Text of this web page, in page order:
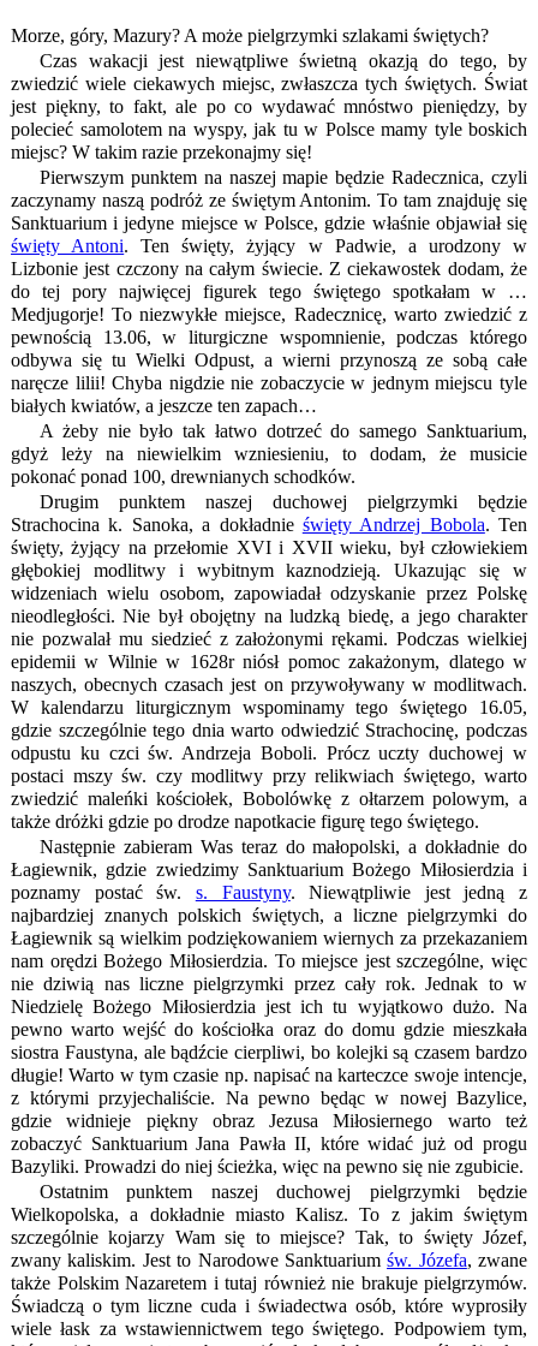
Morze, góry, Mazury? A może pielgrzymki szlakami świętych?
Czas wakacji jest niewątpliwe świetną okazją do tego, by
zwiedzić wiele ciekawych miejsc, zwłaszcza tych świętych. Świat
jest piękny, to fakt, ale po co wydawać mnóstwo pieniędzy, by
polecieć samolotem na wyspy, jak tu w Polsce mamy tyle boskich
miejsc? W takim razie przekonajmy się!
Pierwszym punktem na naszej mapie będzie Radecznica, czyli
zaczynamy naszą podróż ze świętym Antonim. To tam znajduję się
Sanktuarium i jedyne miejsce w Polsce, gdzie właśnie objawiał się
święty Antoni. Ten święty, żyjący w Padwie, a urodzony w
Lizbonie jest czczony na całym świecie. Z ciekawostek dodam, że
do tej pory najwięcej figurek tego świętego spotkałam w …
Medjugorje! To niezwykłe miejsce, Radecznicę, warto zwiedzić z
pewnością 13.06, w liturgiczne wspomnienie, podczas którego
odbywa się tu Wielki Odpust, a wierni przynoszą ze sobą całe
naręcze lilii! Chyba nigdzie nie zobaczycie w jednym miejscu tyle
białych kwiatów, a jeszcze ten zapach…
A żeby nie było tak łatwo dotrzeć do samego Sanktuarium,
gdyż leży na niewielkim wzniesieniu, to dodam, że musicie
pokonać ponad 100, drewnianych schodków.
Drugim punktem naszej duchowej pielgrzymki będzie
Strachocina k. Sanoka, a dokładnie święty Andrzej Bobola. Ten
święty, żyjący na przełomie XVI i XVII wieku, był człowiekiem
głębokiej modlitwy i wybitnym kaznodzieją. Ukazując się w
widzeniach wielu osobom, zapowiadał odzyskanie przez Polskę
nieodległości. Nie był obojętny na ludzką biedę, a jego charakter
nie pozwalał mu siedzieć z założonymi rękami. Podczas wielkiej
epidemii w Wilnie w 1628r niósł pomoc zakażonym, dlatego w
naszych, obecnych czasach jest on przywoływany w modlitwach.
W kalendarzu liturgicznym wspominamy tego świętego 16.05,
gdzie szczególnie tego dnia warto odwiedzić Strachocinę, podczas
odpustu ku czci św. Andrzeja Boboli. Prócz uczty duchowej w
postaci mszy św. czy modlitwy przy relikwiach świętego, warto
zwiedzić maleńki kościołek, Bobolówkę z ołtarzem polowym, a
także dróżki gdzie po drodze napotkacie figurę tego świętego.
Następnie zabieram Was teraz do małopolski, a dokładnie do
Łagiewnik, gdzie zwiedzimy Sanktuarium Bożego Miłosierdzia i
poznamy postać św. s. Faustyny. Niewątpliwie jest jedną z
najbardziej znanych polskich świętych, a liczne pielgrzymki do
Łagiewnik są wielkim podziękowaniem wiernych za przekazaniem
nam orędzi Bożego Miłosierdzia. To miejsce jest szczególne, więc
nie dziwią nas liczne pielgrzymki przez cały rok. Jednak to w
Niedzielę Bożego Miłosierdzia jest ich tu wyjątkowo dużo. Na
pewno warto wejść do kościołka oraz do domu gdzie mieszkała
siostra Faustyna, ale bądźcie cierpliwi, bo kolejki są czasem bardzo
długie! Warto w tym czasie np. napisać na karteczce swoje intencje,
z którymi przyjechaliście. Na pewno będąc w nowej Bazylice,
gdzie widnieje piękny obraz Jezusa Miłosiernego warto też
zobaczyć Sanktuarium Jana Pawła II, które widać już od progu
Bazyliki. Prowadzi do niej ścieżka, więc na pewno się nie zgubicie.
Ostatnim punktem naszej duchowej pielgrzymki będzie
Wielkopolska, a dokładnie miasto Kalisz. To z jakim świętym
szczególnie kojarzy Wam się to miejsce? Tak, to święty Józef,
zwany kaliskim. Jest to Narodowe Sanktuariumśw. Józefa, zwane
także Polskim Nazaretem i tutaj również nie brakuje pielgrzymów.
Świadczą o tym liczne cuda i świadectwa osób, które wyprosiły
wiele łask za wstawiennictwem tego świętego. Podpowiem tym,